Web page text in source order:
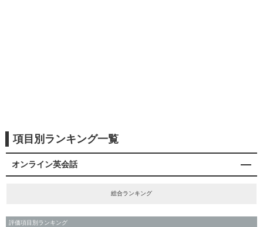
項目別ランキング一覧
オンライン英会話
総合ランキング
評価項目別ランキング